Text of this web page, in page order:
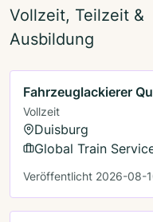
Vollzeit, Teilzeit &
Ausbildung
Fahrzeuglackierer
Vollzeit
Duisburg
Global Train
Veröffentlicht 2026-08-